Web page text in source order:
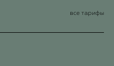
все тарифы